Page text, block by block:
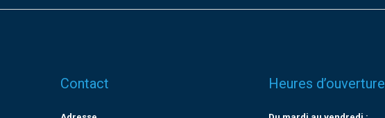
Contact Heures d’ouverture